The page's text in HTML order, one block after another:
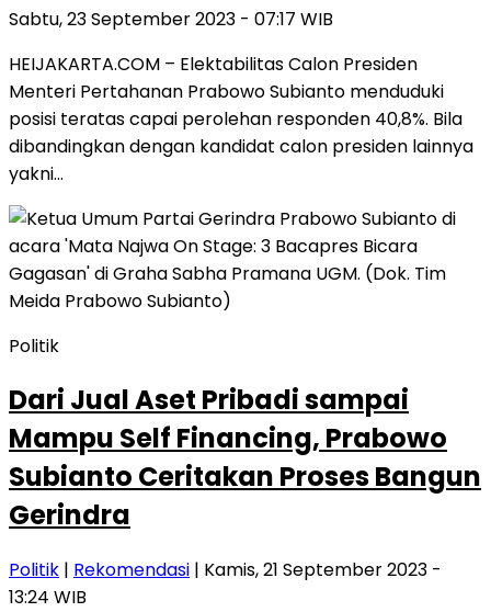
Sabtu, 23 September 2023 - 07:17 WIB
HEIJAKARTA.COM – Elektabilitas Calon Presiden
Menteri Pertahanan Prabowo Subianto menduduki
posisi teratas capai perolehan responden 40,8%. Bila
dibandingkan dengan kandidat calon presiden lainnya
yakni…
Politik
Dari Jual Aset Pribadi sampai
Mampu Self Financing, Prabowo
Subianto Ceritakan Proses Bangun
Gerindra
Politik | Rekomendasi | Kamis, 21 September 2023 -
13:24 WIB